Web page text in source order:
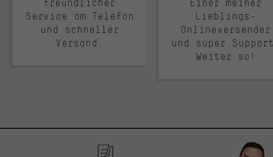
freundlicher
Service am Telefon
und schneller
Versand.
Einer meiner
Lieblings-
Onlineversender
und super
Weiter so!